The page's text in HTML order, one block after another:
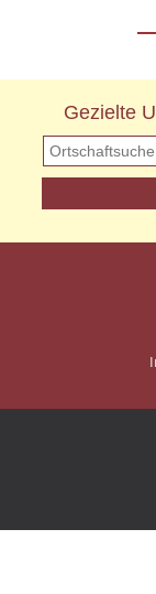
Gezielte